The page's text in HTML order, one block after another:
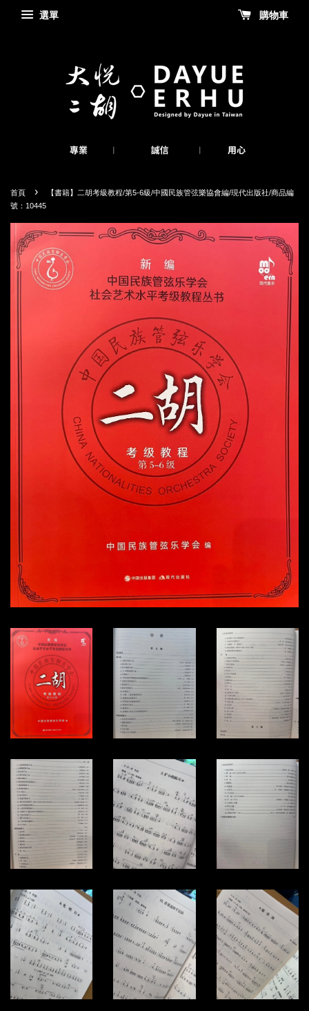
選單 購物車
首頁 ›
【書籍】二胡考級教程/第5-6級/中國民族管弦樂協會編/現代出版社/商品編
號：10445